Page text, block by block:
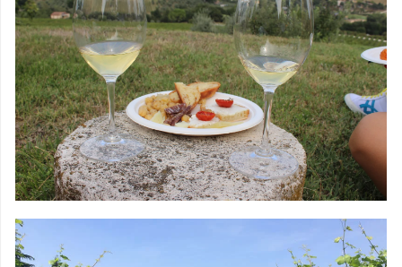
TOURS EM VINÍCOLAS